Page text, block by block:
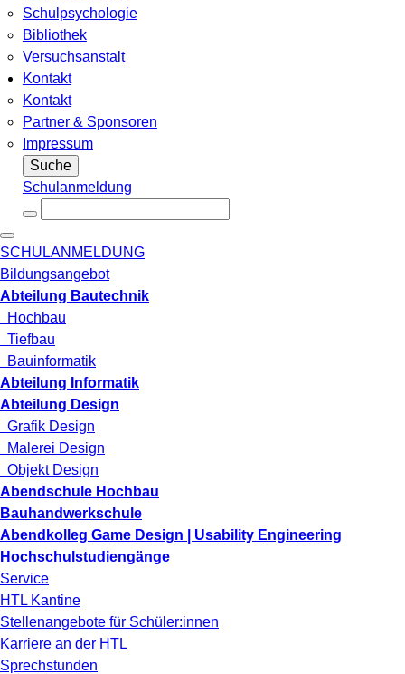
Schulpsychologie
Bibliothek
Versuchsanstalt
Kontakt
Kontakt
Partner & Sponsoren
Impressum
Suche
Schulanmeldung
SCHULANMELDUNG
Bildungsangebot
Abteilung Bautechnik
Hochbau
Tiefbau
Bauinformatik
Abteilung Informatik
Abteilung Design
Grafik Design
Malerei Design
Objekt Design
Abendschule Hochbau
Bauhandwerkschule
Abendkolleg Game Design | Usability Engineering
Hochschulstudiengänge
Service
HTL Kantine
Stellenangebote für Schüler:innen
Karriere an der HTL
Sprechstunden